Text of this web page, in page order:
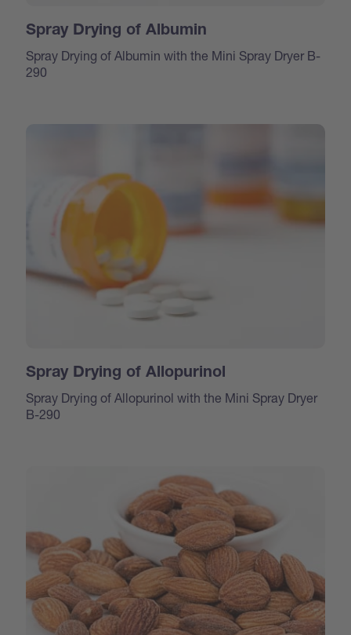
Spray Drying of Albumin
Spray Drying of Albumin with the Mini Spray Dryer B-
290
Spray Drying of Allopurinol
Spray Drying of Allopurinol with the Mini Spray Dryer
B-290